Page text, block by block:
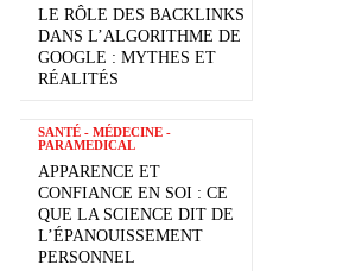
LE RÔLE DES BACKLINKS
DANS L’ALGORITHME DE
GOOGLE : MYTHES ET
RÉALITÉS
SANTÉ - MÉDECINE -
PARAMEDICAL
APPARENCE ET
CONFIANCE EN SOI : CE
QUE LA SCIENCE DIT DE
L’ÉPANOUISSEMENT
PERSONNEL